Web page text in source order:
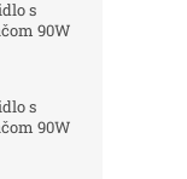
s
90W
s
90W